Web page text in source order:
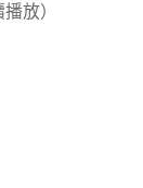
放）